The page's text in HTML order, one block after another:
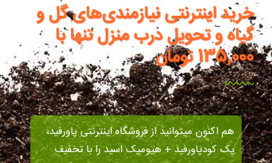
خرید اینترنتی نیازمندی‌های گل و
گیاه و تحویل درب منزل تنها با
135,000 تومان
هم اکنون میتوانید از فروشگاه اینترنتی پاورفید،
پک کودپاورفید + هیومیک اسید را با تخفیف